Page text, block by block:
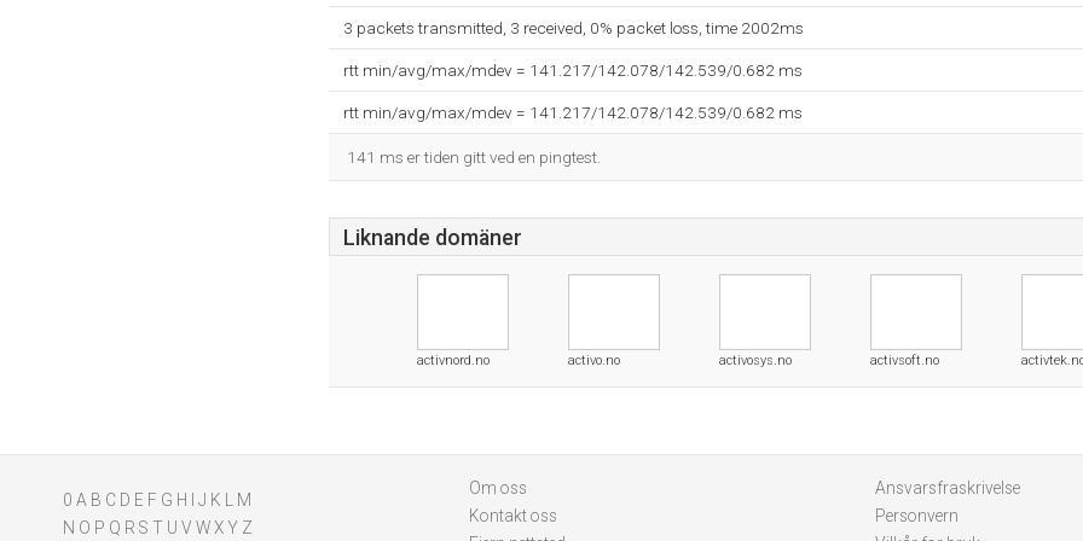
3 packets transmitted, 3 received, 0% packet loss, time 2002ms
rtt min/avg/max/mdev = 141.217/142.078/142.539/0.682 ms
rtt min/avg/max/mdev = 141.217/142.078/142.539/0.682 ms
141 ms er tiden gitt ved en pingtest.
Liknande domäner
activnord.no activo.no activosys.no activsoft.no
0 A B C D E F G H J K
M
N O P Q R S T U V WXY Z
Om oss
Kontakt oss
Ansvarsfraskrivelse
Personvern